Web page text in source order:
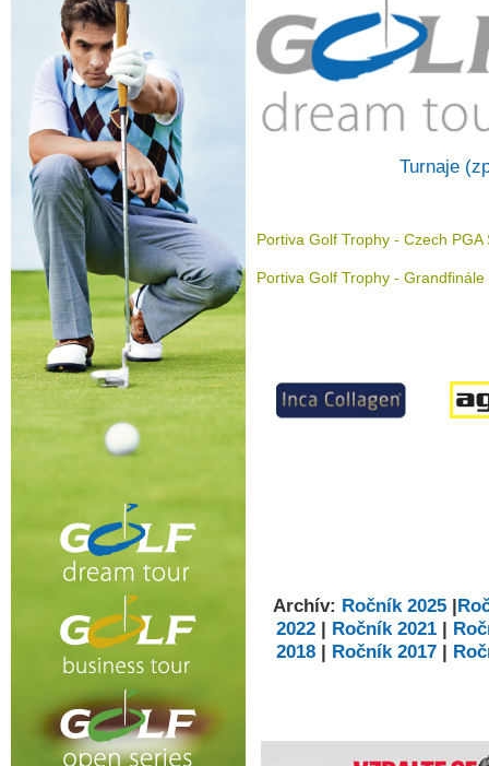
Turnaje
Portiva Golf Trophy - Czech
Portiva Golf Trophy -
Archív: Ročník 2025|
2022
Ročník 2021
2018
Ročník 2017